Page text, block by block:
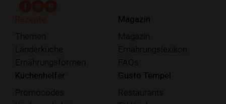
Themen
Länderküche
Ernährungsformen
Magazin
Magazin
Ernährungslexikon
FAQs
Küchenhelfer
Promocodes
Gusto Tempel
Restaurants